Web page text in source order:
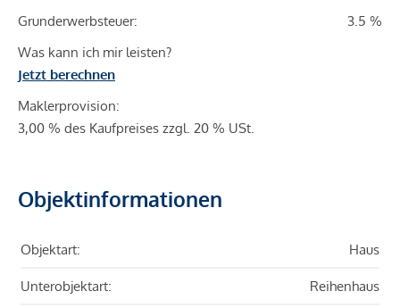
Grunderwerbsteuer:
3.5 %
Was kann ich mir leisten?
Jetzt berechnen
Maklerprovision:
3,00 % des Kaufpreises zzgl. 20 % USt.
Objektinformationen
Objektart: Haus
Unterobjektart: Reihenhaus